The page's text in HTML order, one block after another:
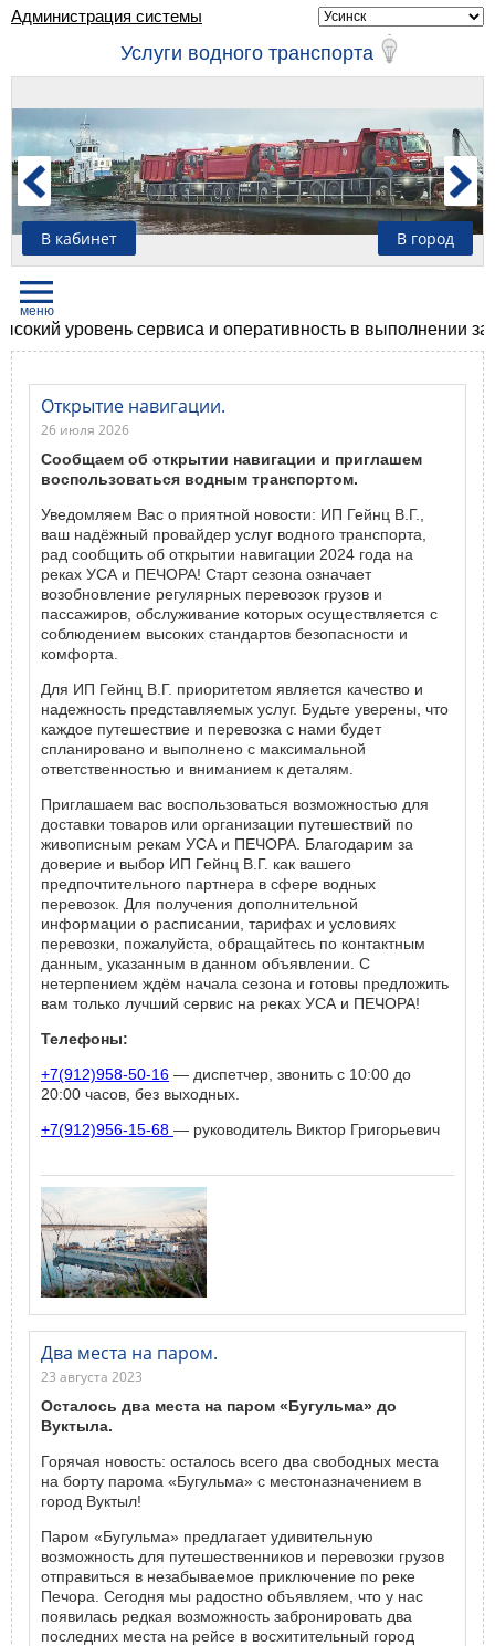
Администрация системы
Услуги водного транспорта
В кабинет В город
уровень сервиса и оперативность в выполнении задач,
Открытие навигации.
26 июля 2026
Сообщаем об открытии навигации и приглашем
воспользоваться водным транспортом.
Уведомляем Вас о приятной новости: ИП Гейнц В.Г.,
ваш надёжный провайдер услуг водного транспорта,
рад сообщить об открытии навигации 2024 года на
реках УСА и ПЕЧОРА! Старт сезона означает
возобновление регулярных перевозок грузов и
пассажиров, обслуживание которых осуществляется с
соблюдением высоких стандартов безопасности и
комфорта.
Для ИП Гейнц В.Г. приоритетом является качество и
надежность представляемых услуг. Будьте уверены, что
каждое путешествие и перевозка с нами будет
спланировано и выполнено с максимальной
ответственностью и вниманием к деталям.
Приглашаем вас воспользоваться возможностью для
доставки товаров или организации путешествий по
живописным рекам УСА и ПЕЧОРА. Благодарим за
доверие и выбор ИП Гейнц В.Г. как вашего
предпочтительного партнера в сфере водных
перевозок. Для получения дополнительной
информации о расписании, тарифах и условиях
перевозки, пожалуйста, обращайтесь по контактным
данным, указанным в данном объявлении. С
нетерпением ждём начала сезона и готовы предложить
вам только лучший сервис на реках УСА и ПЕЧОРА!
Телефоны:
+7(912)958-50-16 — диспетчер, звонить с 10:00 до
20:00 часов, без выходных.
+7(912)956-15-68 — руководитель Виктор Григорьевич
Два места на паром.
23 августа 2023
Осталось два места на паром «Бугульма» до
Вуктыла.
Горячая новость: осталось всего два свободных места
на борту парома «Бугульма» с местоназначением в
город Вуктыл!
Паром «Бугульма» предлагает удивительную
возможность для путешественников и перевозки грузов
отправиться в незабываемое приключение по реке
Печора. Сегодня мы радостно объявляем, что у нас
появилась редкая возможность забронировать два
последних места на рейсе в восхитительный город